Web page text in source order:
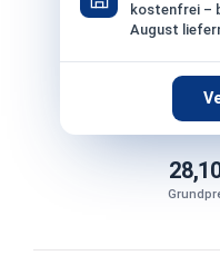
kostenfrei –
August